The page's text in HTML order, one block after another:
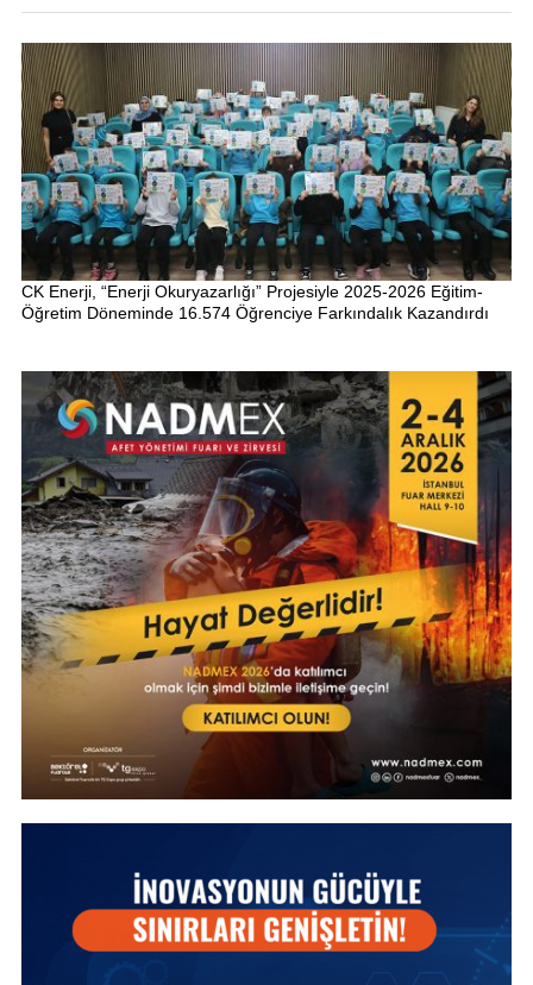
CK Enerji, “Enerji Okuryazarlığı” Projesiyle 2025-2026 Eğitim-
Öğretim Döneminde 16.574 Öğrenciye Farkındalık Kazandırdı